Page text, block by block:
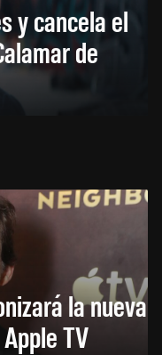
y cancela el
de
la nueva
TV